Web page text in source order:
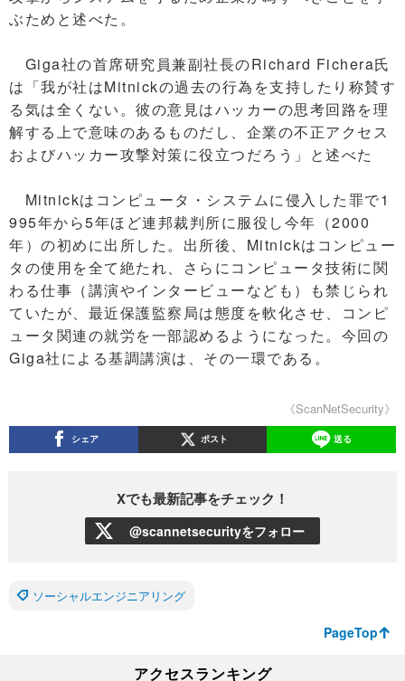
ぶためと述べた。
Giga社の首席研究員兼副社長のRichard Fichera氏
は「我が社はMitnickの過去の行為を支持したり称賛す
る気は全くない。彼の意見はハッカーの思考回路を理
解する上で意味のあるものだし、企業の不正アクセス
およびハッカー攻撃対策に役立つだろう」と述べた
Mitnickはコンピュータ・システムに侵入した罪で1
995年から5年ほど連邦裁判所に服役し今年（2000
年）の初めに出所した。出所後、Mitnickはコンピュー
タの使用を全て絶たれ、さらにコンピュータ技術に関
わる仕事（講演やインタービューなども）も禁じられ
ていたが、最近保護監察局は態度を軟化させ、コンピ
ュータ関連の就労を一部認めるようになった。今回の
Giga社による基調講演は、その一環である。
《ScanNetSecurity》
シェア ポスト 送る
Xでも最新記事をチェック！
@scannetsecurityをフォロー
ソーシャルエンジニアリング
PageTop
アクセスランキング